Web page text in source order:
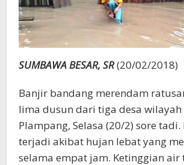
SUMBAWA BESAR, SR(20/02/2018)
Banjir bandang merendam
lima dusun dari tiga desa wilayah
Plampang, Selasa (20/2) sore
terjadi akibat hujan lebat yang
selama empat jam. Ketinggian air